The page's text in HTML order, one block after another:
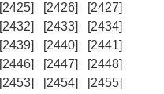
[2425] [2426]
[2427]
[2432] [2433]
[2434]
[2439] [2440]
[2441]
[2446] [2447]
[2448]
[2453] [2454]
[2455]